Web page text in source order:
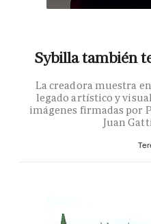
Sybilla también
La creadora muestra
legado artístico y
imágenes firmadas por
Juan